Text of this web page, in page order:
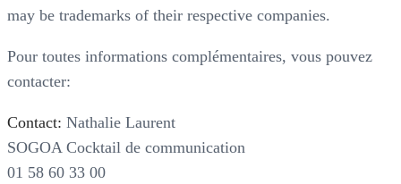
may be trademarks of their respective companies.
Pour toutes informations complémentaires, vous pouvez
contacter:
Contact: Nathalie Laurent
SOGOA Cocktail de communication
01 58 60 33 00